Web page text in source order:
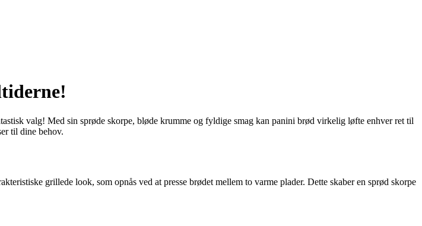
valg! Med sin sprøde skorpe, bløde krumme og fyldige smag kan panini brød virkelig løfte enhver ret til
til dine behov.
grillede look, som opnås ved at presse brødet mellem to varme plader. Dette skaber en sprød skorpe